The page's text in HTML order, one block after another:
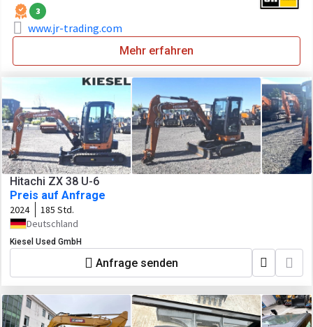
3
www.jr-trading.com
Mehr erfahren
Hitachi ZX 38 U-6
Preis auf Anfrage
2024
185 Std.
Deutschland
Kiesel Used GmbH
Anfrage senden